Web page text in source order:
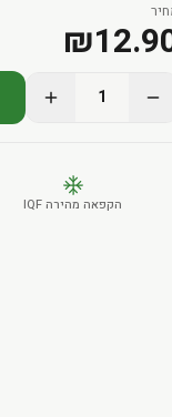
₪
1
הקפאה מהירה IQF